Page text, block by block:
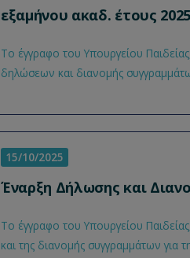
εξαμήνου ακαδ. έτους
Το έγγραφο του Υπουργείου
δηλώσεων και διανομής
15/10/2025
Έναρξη Δήλωσης και
Το έγγραφο του Υπουργείου
και της διανομής συγγραμμάτων για